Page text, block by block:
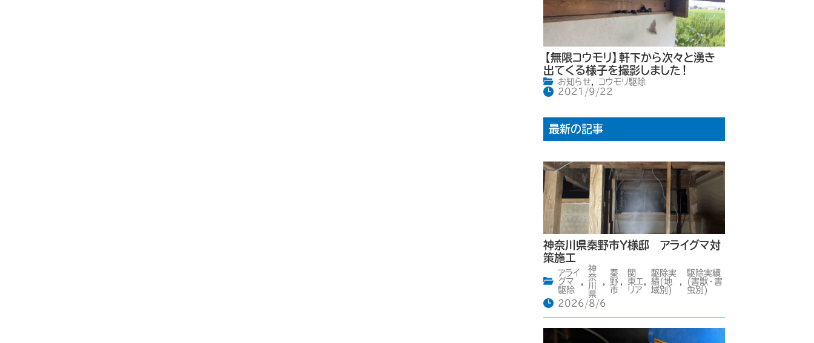
【無限コウモリ】軒下から次々と湧き
出てくる様子を撮影しました！
お知らせ,
コウモリ駆除
2021/9/22
最新の記事
神奈川県秦野市Y様邸 アライグマ対
策施工
アライ
グマ
駆除
神
奈
川
県
秦
野
市
関
東エ
リア
駆除実
績(地
域別)
駆除実績
(害獣・害
虫別)
2026/8/6